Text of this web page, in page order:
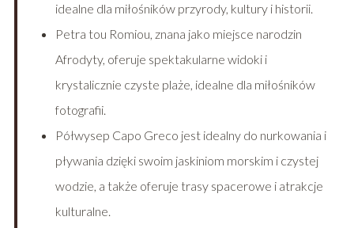
idealne dla miłośników przyrody, kultury i historii.
Petra tou Romiou, znana jako miejsce narodzin
Afrodyty, oferuje spektakularne widoki i
krystalicznie czyste plaże, idealne dla miłośników
fotografii.
Półwysep Capo Greco jest idealny do nurkowania i
pływania dzięki swoim jaskiniom morskim i czystej
wodzie, a także oferuje trasy spacerowe i atrakcje
kulturalne.